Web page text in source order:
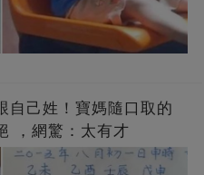
自己姓！寶媽隨口取的
，網驚：太有才